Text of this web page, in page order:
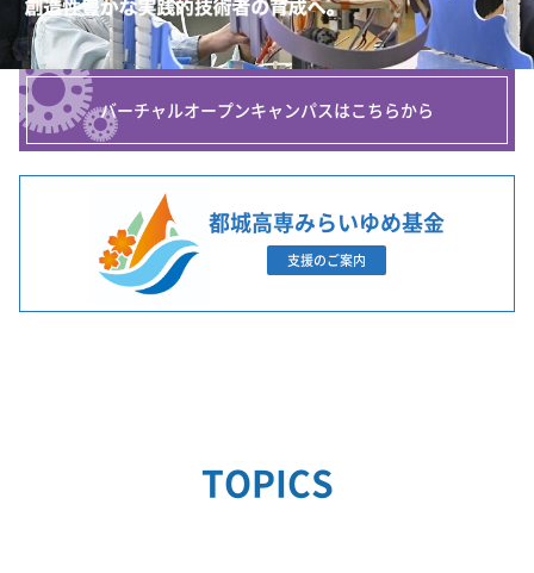
バーチャルオープンキャンパスはこちらから
都城高専みらいゆめ基金
支援のご案内
TOPICS